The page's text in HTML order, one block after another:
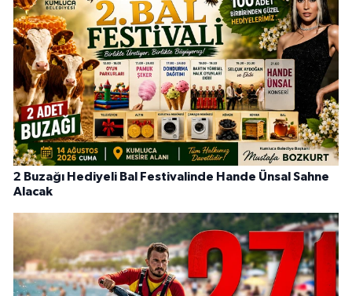
2 Buzağı Hediyeli Bal Festivalinde Hande Ünsal Sahne
Alacak